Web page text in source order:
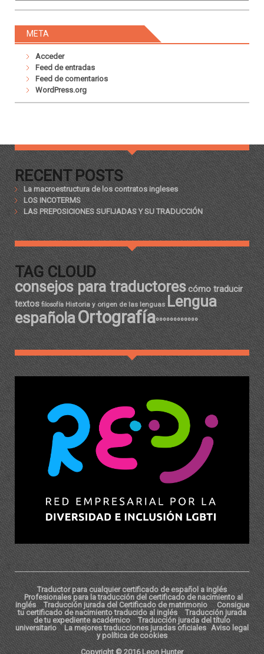
META
Acceder
Feed de entradas
Feed de comentarios
WordPress.org
RECENT POSTS
La macroestructura de los contratos ingleses
LOS INCOTERMS
LAS PREPOSICIONES SUFIJADAS Y SU TRADUCCIÓN
TAG CLOUD
consejos para traductorescómo traducir
textos filosofía Historia y origen de las lenguas Lengua
españolaOrtografíaºººººººººººº
Traductor para cualquier certificado de español a inglés
Profesionales para la traducción del certificado de nacimiento al
inglés
Traducción jurada del Certificado de matrimonio
Consigue
tu certificado de nacimiento traducido al inglés
Traducción jurada
de tu expediente académico
Traducción jurada del título
universitario
La mejores traducciones juradas oficiales Aviso legal
y política de cookies
Copyright © 2016 Leon Hunter